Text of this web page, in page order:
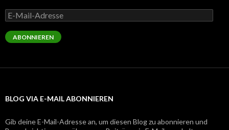
E-
Mail-
Adresse
ABONNIEREN
BLOG VIA E-MAIL ABONNIEREN
Gib deine E-Mail-Adresse an, um diesen Blog zu abonnieren und